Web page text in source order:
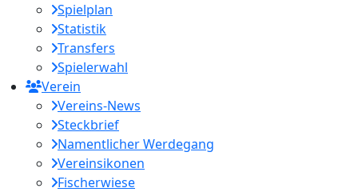
Spielplan
Statistik
Transfers
Spielerwahl
Verein
Vereins-News
Steckbrief
Namentlicher Werdegang
Vereinsikonen
Fischerwiese